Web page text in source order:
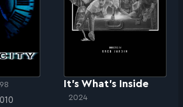
It’s What’s Inside
2024